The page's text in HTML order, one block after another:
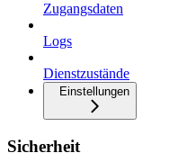
Zugangsdaten
Logs
Dienstzustände
Einstellungen
Sicherheit